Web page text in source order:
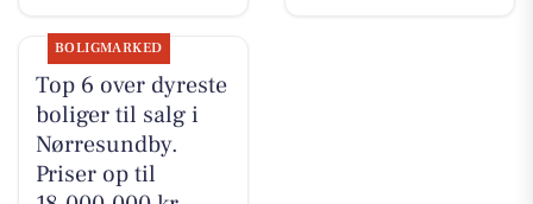
BOLIGMARKED
Top 6 over dyreste
boliger til salg i
Nørresundby.
Priser op til